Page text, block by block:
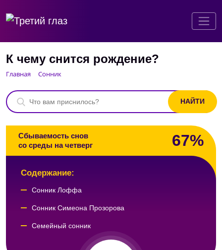
К чему снится рождение?
Главная Сонник
Сбываемость снов
со среды на четверг
67%
Содержание:
Сонник Лоффа
Сонник Симеона Прозорова
Семейный сонник
Американский сонник Дениз Линн